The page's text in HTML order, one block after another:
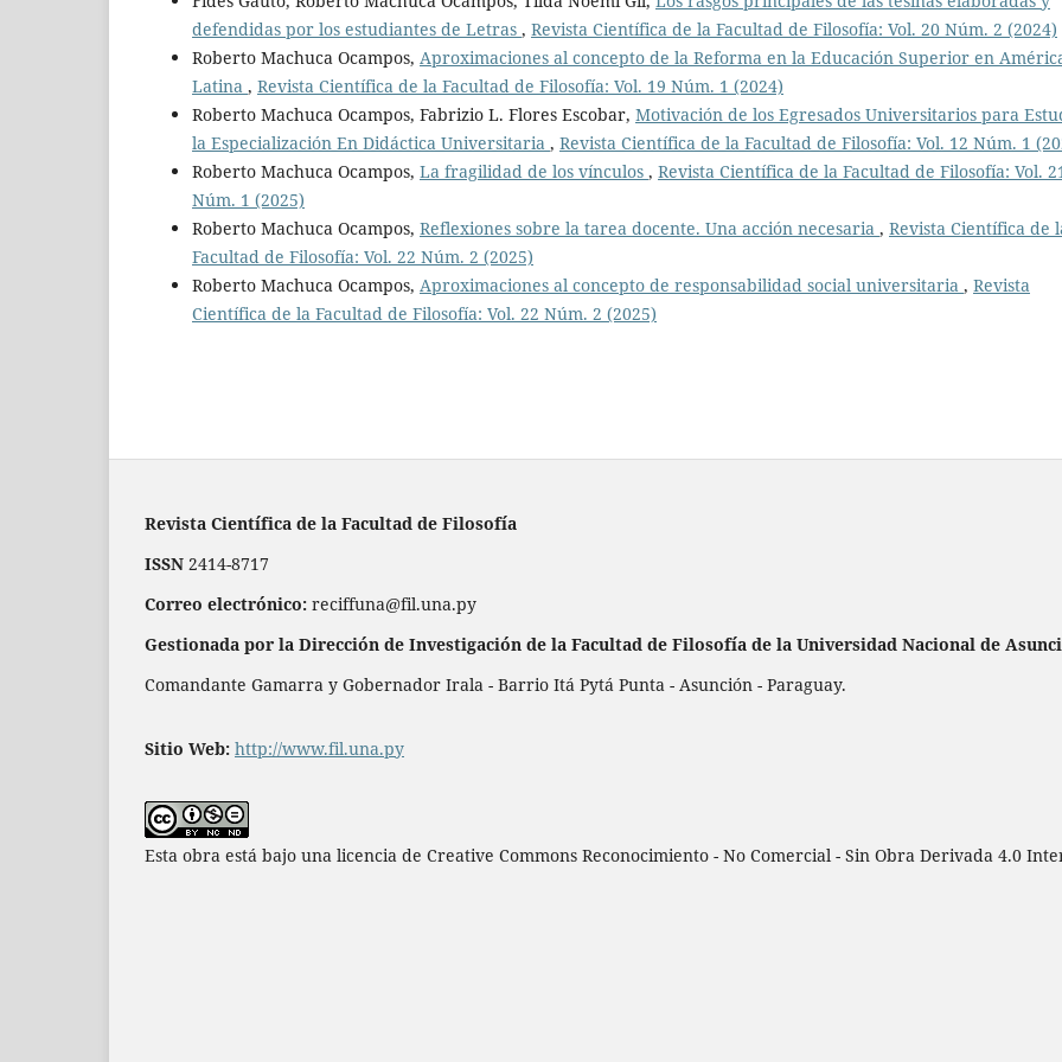
defendidas por los estudiantes de Letras , Revista Científica de la Facultad de Filosofía: Vol. 20 Núm. 2 (2024)
Roberto Machuca Ocampos, Aproximaciones al concepto de la Reforma en la Educación Superior en
Latina , Revista Científica de la Facultad de Filosofía: Vol. 19 Núm. 1 (2024)
Roberto Machuca Ocampos, Fabrizio L. Flores Escobar, Motivación de los Egresados Universitarios para
la Especialización En Didáctica Universitaria , Revista Científica de la Facultad de Filosofía: Vol. 12 Núm. 1
Roberto Machuca Ocampos, La fragilidad de los vínculos , Revista Científica de la Facultad de Filosofía: Vol.
Núm. 1 (2025)
Roberto Machuca Ocampos, Reflexiones sobre la tarea docente. Una acción necesaria , Revista Científica de
Facultad de Filosofía: Vol. 22 Núm. 2 (2025)
Roberto Machuca Ocampos, Aproximaciones al concepto de responsabilidad social universitaria , Revista
Científica de la Facultad de Filosofía: Vol. 22 Núm. 2 (2025)
Revista Científica de la Facultad de Filosofía
ISSN 2414-8717
Correo electrónico: reciffuna@fil.una.py
Gestionada por la Dirección de Investigación de la Facultad de Filosofía de la Universidad Nacional de
Comandante Gamarra y Gobernador Irala - Barrio Itá Pytá Punta - Asunción - Paraguay.
Sitio Web: http://www.fil.una.py
Esta obra está bajo una licencia de Creative Commons Reconocimiento - No Comercial - Sin Obra Derivada 4.0